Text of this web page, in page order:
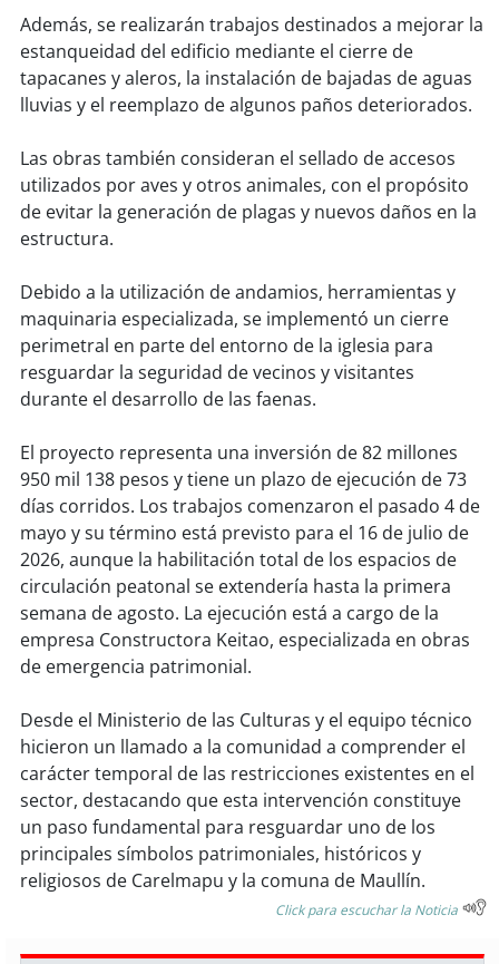
valdivia
soyosorno
soypuertomontt
soychiloé
Además, se realizarán trabajos destinados a mejorar la
estanqueidad del edificio mediante el cierre de
tapacanes y aleros, la instalación de bajadas de aguas
lluvias y el reemplazo de algunos paños deteriorados.
Las obras también consideran el sellado de accesos
utilizados por aves y otros animales, con el propósito
de evitar la generación de plagas y nuevos daños en la
estructura.
Debido a la utilización de andamios, herramientas y
maquinaria especializada, se implementó un cierre
perimetral en parte del entorno de la iglesia para
resguardar la seguridad de vecinos y visitantes
durante el desarrollo de las faenas.
El proyecto representa una inversión de 82 millones
950 mil 138 pesos y tiene un plazo de ejecución de 73
días corridos. Los trabajos comenzaron el pasado 4 de
mayo y su término está previsto para el 16 de julio de
2026, aunque la habilitación total de los espacios de
circulación peatonal se extendería hasta la primera
semana de agosto. La ejecución está a cargo de la
empresa Constructora Keitao, especializada en obras
de emergencia patrimonial.
Desde el Ministerio de las Culturas y el equipo técnico
hicieron un llamado a la comunidad a comprender el
carácter temporal de las restricciones existentes en el
sector, destacando que esta intervención constituye
un paso fundamental para resguardar uno de los
principales símbolos patrimoniales, históricos y
religiosos de Carelmapu y la comuna de Maullín.
Click para escuchar la Noticia